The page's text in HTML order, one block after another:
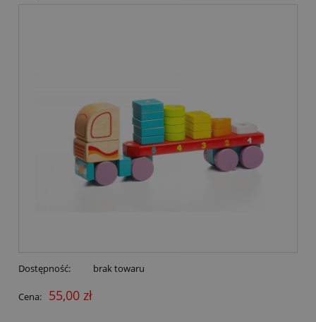
Dostępność: brak towaru
Cena: 55,00 zł